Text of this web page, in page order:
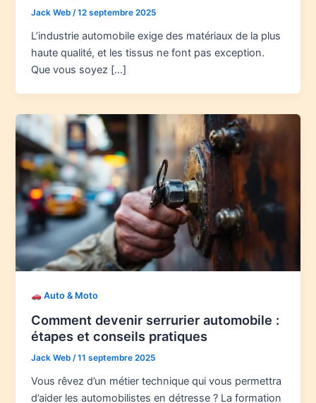
Jack Web/12 septembre 2025
L’industrie automobile exige des matériaux de la plus
haute qualité, et les tissus ne font pas exception.
Que vous soyez […]
Auto & Moto
Comment devenir serrurier automobile :
étapes et conseils pratiques
Jack Web/11 septembre 2025
Vous rêvez d’un métier technique qui vous permettra
d’aider les automobilistes en détresse ? La formation